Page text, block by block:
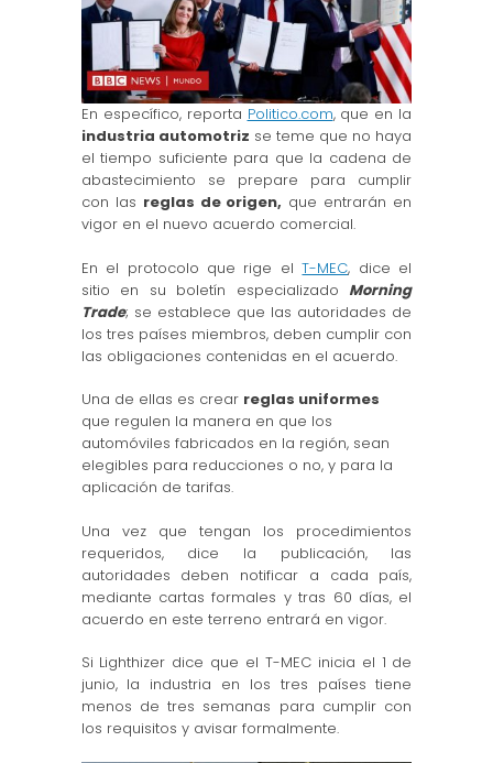
En específico, reporta Politico.com, que en la
industria automotriz se teme que no haya
el tiempo suficiente para que la cadena de
abastecimiento se prepare para cumplir
con las reglas de origen, que entrarán en
vigor en el nuevo acuerdo comercial.
En el protocolo que rige elT-MEC, dice el
sitio en su boletín especializado Morning
Trade; se establece que las autoridades de
los tres países miembros, deben cumplir con
las obligaciones contenidas en el acuerdo.
Una de ellas es crear reglas uniformes
que regulen la manera en que los
automóviles fabricados en la región, sean
elegibles para reducciones o no, y para la
aplicación de tarifas.
Una vez que tengan los procedimientos
requeridos, dice la publicación, las
autoridades deben notificar a cada país,
mediante cartas formales y tras 60 días, el
acuerdo en este terreno entrará en vigor.
Si Lighthizer dice que el T-MEC inicia el 1 de
junio, la industria en los tres países tiene
menos de tres semanas para cumplir con
los requisitos y avisar formalmente.